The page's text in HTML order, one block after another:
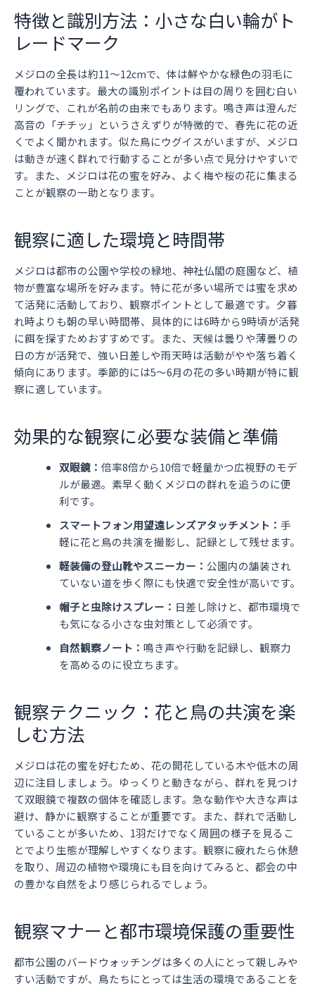
特徴と識別方法：小さな白い輪がト
レードマーク
メジロの全長は約11～12cmで、体は鮮やかな緑色の羽毛に
覆われています。最大の識別ポイントは目の周りを囲む白い
リングで、これが名前の由来でもあります。鳴き声は澄んだ
高音の「チチッ」というさえずりが特徴的で、春先に花の近
くでよく聞かれます。似た鳥にウグイスがいますが、メジロ
は動きが速く群れで行動することが多い点で見分けやすいで
す。また、メジロは花の蜜を好み、よく梅や桜の花に集まる
ことが観察の一助となります。
観察に適した環境と時間帯
メジロは都市の公園や学校の緑地、神社仏閣の庭園など、植
物が豊富な場所を好みます。特に花が多い場所では蜜を求め
て活発に活動しており、観察ポイントとして最適です。夕暮
れ時よりも朝の早い時間帯、具体的には6時から9時頃が活発
に餌を探すためおすすめです。また、天候は曇りや薄曇りの
日の方が活発で、強い日差しや雨天時は活動がやや落ち着く
傾向にあります。季節的には5～6月の花の多い時期が特に観
察に適しています。
効果的な観察に必要な装備と準備
双眼鏡： 倍率8倍から10倍で軽量かつ広視野のモデ
ルが最適。素早く動くメジロの群れを追うのに便
利です。
スマートフォン用望遠レンズアタッチメント： 手
軽に花と鳥の共演を撮影し、記録として残せます。
軽装備の登山靴やスニーカー： 公園内の舗装され
ていない道を歩く際にも快適で安全性が高いです。
帽子と虫除けスプレー： 日差し除けと、都市環境で
も気になる小さな虫対策として必須です。
自然観察ノート： 鳴き声や行動を記録し、観察力
を高めるのに役立ちます。
観察テクニック：花と鳥の共演を楽
しむ方法
メジロは花の蜜を好むため、花の開花している木や低木の周
辺に注目しましょう。ゆっくりと動きながら、群れを見つけ
て双眼鏡で複数の個体を確認します。急な動作や大きな声は
避け、静かに観察することが重要です。また、群れで活動し
ていることが多いため、1羽だけでなく周囲の様子を見るこ
とでより生態が理解しやすくなります。観察に疲れたら休憩
を取り、周辺の植物や環境にも目を向けてみると、都会の中
の豊かな自然をより感じられるでしょう。
観察マナーと都市環境保護の重要性
都市公園のバードウォッチングは多くの人にとって親しみや
すい活動ですが、鳥たちにとっては生活の環境であることを